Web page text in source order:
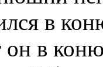
в
он в